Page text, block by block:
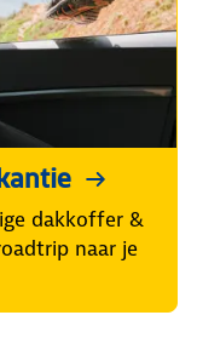
dakkoffer &
naar je